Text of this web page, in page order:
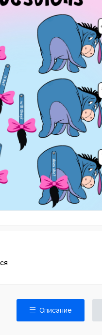
Описание